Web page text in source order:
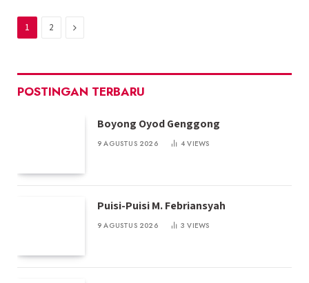
1 2 Next
POSTINGAN TERBARU
Boyong Oyod Genggong
9 AGUSTUS 2026 4VIEWS
Puisi-Puisi M. Febriansyah
9 AGUSTUS 2026 3VIEWS